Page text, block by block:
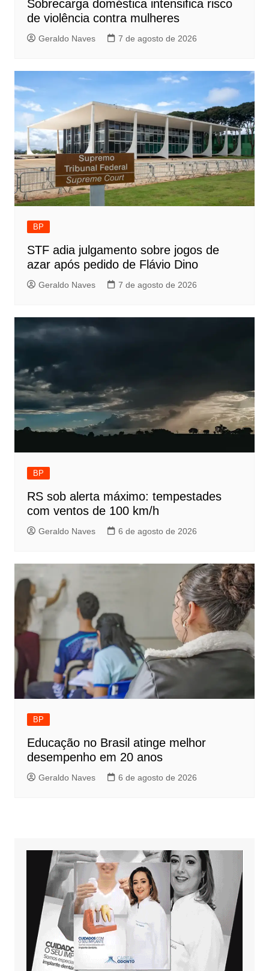
Sobrecarga doméstica intensifica risco
de violência contra mulheres
Geraldo Naves 7 de agosto de 2026
BP
STF adia julgamento sobre jogos de
azar após pedido de Flávio Dino
Geraldo Naves 7 de agosto de 2026
BP
RS sob alerta máximo: tempestades
com ventos de 100 km/h
Geraldo Naves 6 de agosto de 2026
BP
Educação no Brasil atinge melhor
desempenho em 20 anos
Geraldo Naves 6 de agosto de 2026